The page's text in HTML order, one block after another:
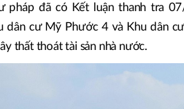
pháp đã có Kết luận thanh tra
dân cư Mỹ Phước 4 và Khu dân
thất thoát tài sản nhà nước.